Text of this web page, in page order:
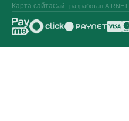
Карта сайтаСайт разработан AIRNET